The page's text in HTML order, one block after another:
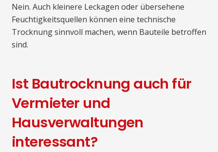
Nein. Auch kleinere Leckagen oder übersehene
Feuchtigkeitsquellen können eine technische
Trocknung sinnvoll machen, wenn Bauteile betroffen
sind.
Ist Bautrocknung auch für
Vermieter und
Hausverwaltungen
interessant?